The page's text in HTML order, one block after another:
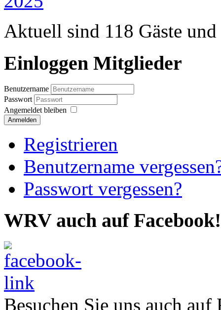
Aktuell sind 118 Gäste
Einloggen Mitglieder
Benutzername
Passwort
Angemeldet bleiben
Anmelden
Registrieren
Benutzername
Passwort vergessen?
WRV auch auf Facebook!
Besuchen Sie uns auch auf